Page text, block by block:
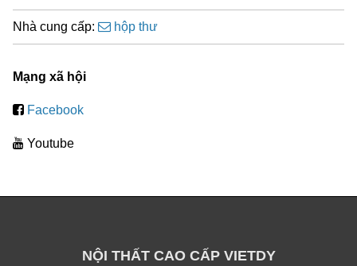
Nhà cung cấp: hộp thư
Mạng xã hội
Facebook
Youtube
NỘI THẤT CAO CẤP VIETDY